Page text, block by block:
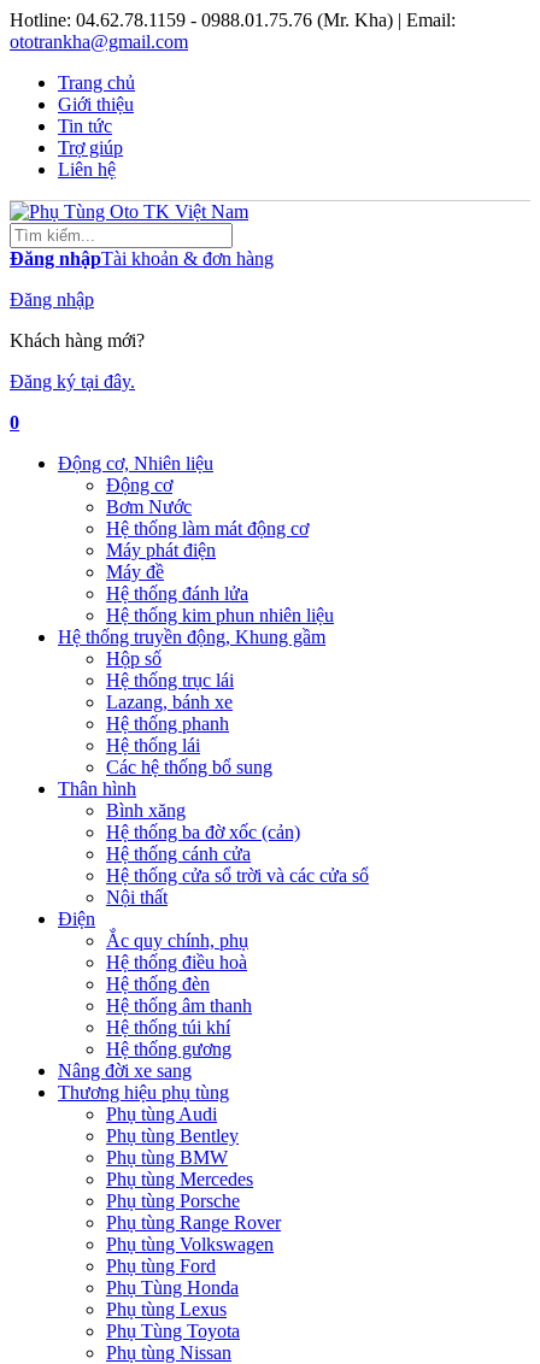
Hotline: 04.62.78.1159 - 0988.01.75.76 (Mr. Kha) | Email:
ototrankha@gmail.com
Trang chủ
Giới thiệu
Tin tức
Trợ giúp
Liên hệ
Đăng nhậpTài khoản & đơn hàng
Đăng nhập
Khách hàng mới?
Đăng ký tại đây.
0
Động cơ, Nhiên liệu
Động cơ
Bơm Nước
Hệ thống làm mát động cơ
Máy phát điện
Máy đề
Hệ thống đánh lửa
Hệ thống kim phun nhiên liệu
Hệ thống truyền động, Khung gầm
Hộp số
Hệ thống trục lái
Lazang, bánh xe
Hệ thống phanh
Hệ thống lái
Các hệ thống bổ sung
Thân hình
Bình xăng
Hệ thống ba đờ xốc (cản)
Hệ thống cánh cửa
Hệ thống cửa sổ trời và các cửa sổ
Nội thất
Điện
Ắc quy chính, phụ
Hệ thống điều hoà
Hệ thống đèn
Hệ thống âm thanh
Hệ thống túi khí
Hệ thống gương
Nâng đời xe sang
Thương hiệu phụ tùng
Phụ tùng Audi
Phụ tùng Bentley
Phụ tùng BMW
Phụ tùng Mercedes
Phụ tùng Porsche
Phụ tùng Range Rover
Phụ tùng Volkswagen
Phụ tùng Ford
Phụ Tùng Honda
Phụ tùng Lexus
Phụ Tùng Toyota
Phụ tùng Nissan